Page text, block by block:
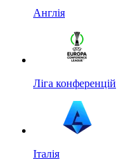
Англія
Ліга конференцій
Італія